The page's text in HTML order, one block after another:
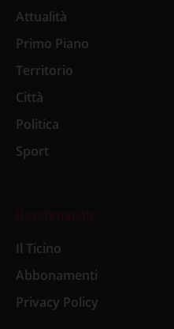
Attualità
Primo Piano
Territorio
Città
Politica
Sport
Il settimanale
Il Ticino
Abbonamenti
Privacy Policy